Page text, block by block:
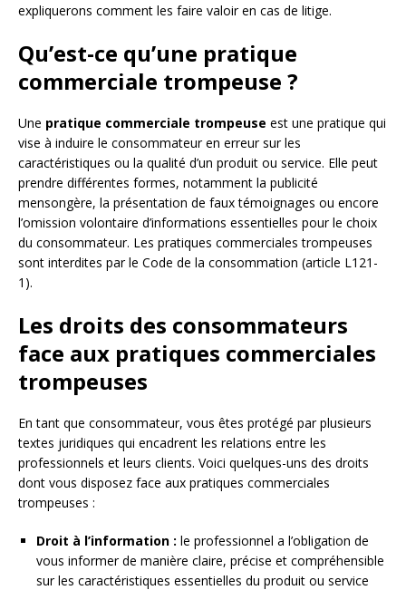
expliquerons comment les faire valoir en cas de litige.
Qu’est-ce qu’une pratique
commerciale trompeuse ?
Une pratique commerciale trompeuse est une pratique qui
vise à induire le consommateur en erreur sur les
caractéristiques ou la qualité d’un produit ou service. Elle peut
prendre différentes formes, notamment la publicité
mensongère, la présentation de faux témoignages ou encore
l’omission volontaire d’informations essentielles pour le choix
du consommateur. Les pratiques commerciales trompeuses
sont interdites par le Code de la consommation (article L121-
1).
Les droits des consommateurs
face aux pratiques commerciales
trompeuses
En tant que consommateur, vous êtes protégé par plusieurs
textes juridiques qui encadrent les relations entre les
professionnels et leurs clients. Voici quelques-uns des droits
dont vous disposez face aux pratiques commerciales
trompeuses :
Droit à l’information : le professionnel a l’obligation de
vous informer de manière claire, précise et compréhensible
sur les caractéristiques essentielles du produit ou service